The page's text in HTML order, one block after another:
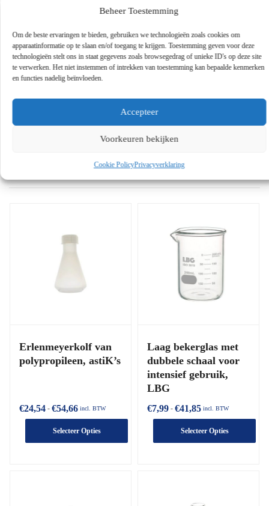
Beheer Toestemming
Om de beste ervaringen te bieden, gebruiken we technologieën zoals cookies om
apparaatinformatie op te slaan en/of toegang te krijgen. Toestemming geven voor deze
technologieën stelt ons in staat gegevens zoals browsegedrag of unieke ID's op deze site
te verwerken. Het niet instemmen of intrekken van toestemming kan bepaalde kenmerken
en functies nadelig beïnvloeden.
Accepteer
Voorkeuren bekijken
Cookie PolicyPrivacyverklaring
vertegenwoordigen. De gevormde structuren
vertegenwoordigen moleculen of verbindingen.
Raadpleeg het gedetailleerde technische
productinformatieblad van dit product op onze website
www.labbox.com
Gerelateerde Producten
Erlenmeyerkolf van
polypropileen, astiK’s
€24,54 - €54,66 incl. BTW
Selecteer Opties
Laag bekerglas met
dubbele schaal voor
intensief gebruik,
LBG
€7,99 - €41,85 incl. BTW
Selecteer Opties